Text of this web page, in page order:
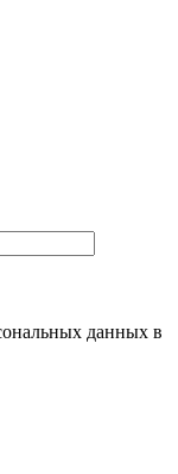
данных в